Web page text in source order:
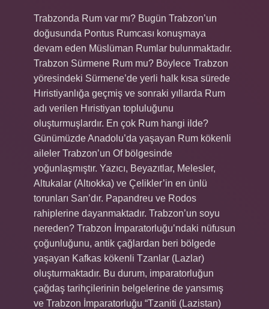
Trabzonda Rum var mı? Bugün Trabzon’un
doğusunda Pontus Rumcası konuşmaya
devam eden Müslüman Rumlar bulunmaktadır.
Trabzon Sürmene Rum mu? Böylece Trabzon
yöresindeki Sürmene’de yerli halk kısa sürede
Hıristiyanlığa geçmiş ve sonraki yıllarda Rum
adı verilen Hıristiyan topluluğunu
oluşturmuşlardır. En çok Rum hangi ilde?
Günümüzde Anadolu’da yaşayan Rum kökenli
aileler Trabzon’un Of bölgesinde
yoğunlaşmıştır. Yazıcı, Beyazıtlar, Melesler,
Altukalar (Altıokka) ve Çelikler’in en ünlü
torunları San’dır. Papandreu ve Rodos
rahiplerine dayanmaktadır. Trabzon’un soyu
nereden? Trabzon İmparatorluğu’ndaki nüfusun
çoğunluğunu, antik çağlardan beri bölgede
yaşayan Kafkas kökenli Tzanlar (Lazlar)
oluşturmaktadır. Bu durum, imparatorluğun
çağdaş tarihçilerinin belgelerine de yansımış
ve Trabzon İmparatorluğu “Tzaniti (Lazistan)